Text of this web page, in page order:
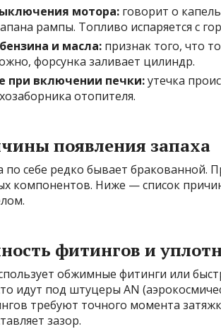
мотора: говорит о
рампы. Топливо испаряется с
и масла: признак того, что
форсунка заливает цилиндр.
при включении печки:утечка
отопителя.
появления запаха
по себе редко бывает бракованной.
компонентов. Ниже — список
фитингов и
обжимные фитинги или
идут под штуцеры AN
требуют точного момента
зазор.